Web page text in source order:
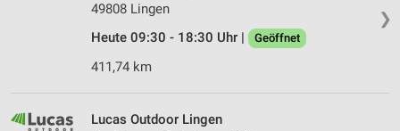
❯
49808 Lingen
Heute 09:30 - 18:30 Uhr |
Geöffnet
411,74 km
Lucas Outdoor Lingen